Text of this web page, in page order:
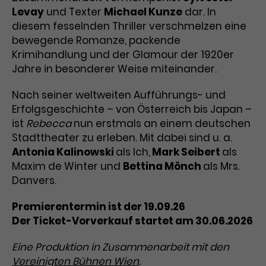
Laufzeit 1 Tag
Zweck
Dieses Cookie wird von Google
Analytics installiert. Das Cookie
wird verwendet, um Informationen
Besucher*innen eine Website
nutzen, und hilft bei der Erstellung
eines Analyseberichts über die
Performance der Website. Die
erhobenen Daten umfassen in
anonymisierter Form die Anzahl
Seiten.
Name _gat_UA-63561367-1
Name _gcl_aw
Anbieter Google Ads
Laufzeit 3 Monate
Zweck
Dieses Cookie speichert
Informationen zu Werbeklicks und
dient der Zuordnung von
Conversions zu Google Ads-
Anbieter Google / DoubleClick
Levay und Texter Michael Kunze dar. In
diesem fesselnden Thriller verschmelzen eine
bewegende Romanze, packende
Krimihandlung und der Glamour der 1920er
Jahre in besonderer Weise miteinander.
Nach seiner weltweiten Aufführungs- und
Erfolgsgeschichte – von Österreich bis Japan –
ist Rebeccanun erstmals an einem deutschen
Stadttheater zu erleben. Mit dabei sind u. a.
Antonia Kalinowski als Ich,Mark Seibert als
Maxim de Winter und Bettina Mönch als Mrs.
Danvers.
Premierentermin ist der 19.09.26
Der Ticket-Vorverkauf startet am 30.06.2026
Eine Produktion in Zusammenarbeit mit den
Vereinigten Bühnen Wien.